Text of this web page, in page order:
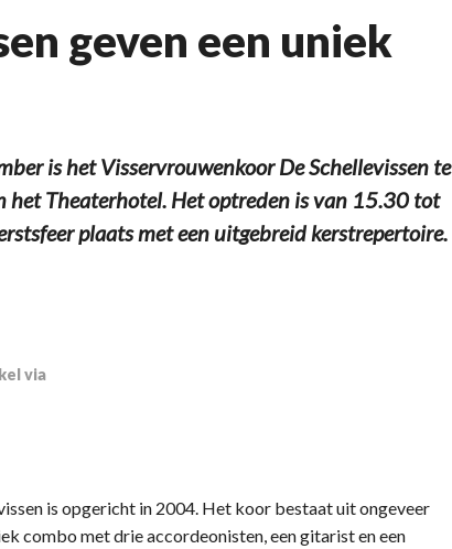
geven een uniek
is het Visservrouwenkoor De Schellevissen te
het Theaterhotel. Het optreden is van 15.30 tot
plaats met een uitgebreid kerstrepertoire.
via
is opgericht in 2004. Het koor bestaat uit ongeveer
combo met drie accordeonisten, een gitarist en een